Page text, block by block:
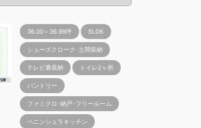
36.00～36.99坪 5LDK
シューズクローク･土間収納
テレビ裏収納 トイレ2ヶ所
パントリー
ファミクロ･納戸･フリールーム
ペニンシュラキッチン